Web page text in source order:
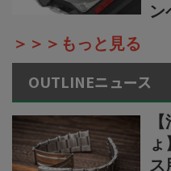
ン
＞＞＞もっと見る
OUTLINEニュース
ス